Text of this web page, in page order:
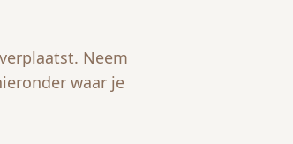
Neem
waar je